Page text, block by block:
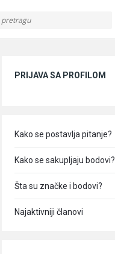
PRIJAVA SA PROFILOM
Kako se postavlja pitanje?
Kako se sakupljaju bodovi?
Šta su značke i bodovi?
Najaktivniji članovi